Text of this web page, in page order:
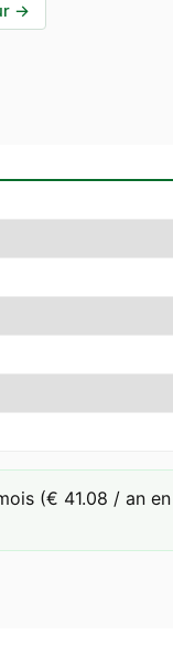
→
(€ 41.08 / an